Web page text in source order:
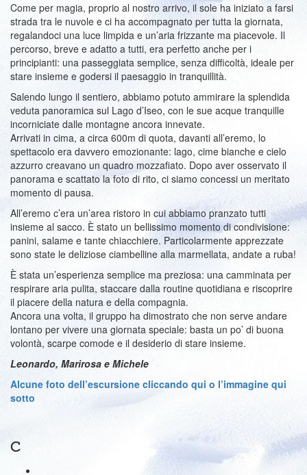
Come per magia, proprio al nostro arrivo, il sole ha iniziato a farsi
strada tra le nuvole e ci ha accompagnato per tutta la giornata,
regalandoci una luce limpida e un’aria frizzante ma piacevole. Il
percorso, breve e adatto a tutti, era perfetto anche per i
principianti: una passeggiata semplice, senza difficoltà, ideale per
stare insieme e godersi il paesaggio in tranquillità.
Salendo lungo il sentiero, abbiamo potuto ammirare la splendida
veduta panoramica sul Lago d’Iseo, con le sue acque tranquille
incorniciate dalle montagne ancora innevate.
Arrivati in cima, a circa 600m di quota, davanti all’eremo, lo
spettacolo era davvero emozionante: lago, cime bianche e cielo
azzurro creavano un quadro mozzafiato. Dopo aver osservato il
panorama e scattato la foto di rito, ci siamo concessi un meritato
momento di pausa.
All’eremo c’era un’area ristoro in cui abbiamo pranzato tutti
insieme al sacco. È stato un bellissimo momento di condivisione:
panini, salame e tante chiacchiere. Particolarmente apprezzate
sono state le deliziose ciambelline alla marmellata, andate a ruba!
È stata un’esperienza semplice ma preziosa: una camminata per
respirare aria pulita, staccare dalla routine quotidiana e riscoprire
il piacere della natura e della compagnia.
Ancora una volta, il gruppo ha dimostrato che non serve andare
lontano per vivere una giornata speciale: basta un po’ di buona
volontà, scarpe comode e il desiderio di stare insieme.
Leonardo, Marirosa e Michele
Alcune foto dell’escursione cliccando qui o l’immagine qui
sotto
C